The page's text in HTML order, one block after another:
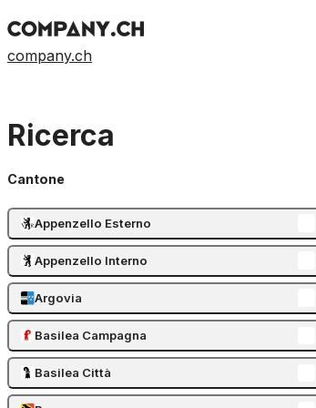
company.ch
Ricerca
Cantone
Appenzello Esterno
Appenzello Interno
Argovia
Basilea Campagna
Basilea Città